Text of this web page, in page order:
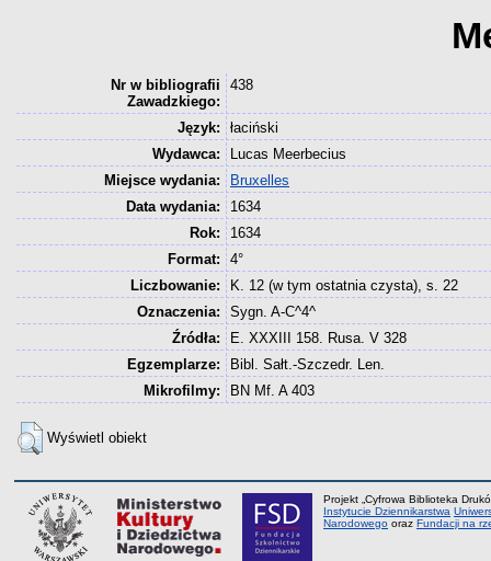
Nr w bibliografii
Zawadzkiego:
438
Język:
łaciński
Wydawca:
Lucas Meerbecius
Miejsce wydania:
Bruxelles
Data wydania:
1634
Rok:
1634
Format:
4°
Liczbowanie:
K. 12 (w tym ostatnia czysta), s. 22
Oznaczenia:
Sygn. A-C^4^
Źródła:
E. XXXIII 158. Rusa. V 328
Egzemplarze:
Bibl. Sałt.-Szczedr. Len.
Mikrofilmy:
BN Mf. A 403
Wyświetl obiekt
Projekt „Cyfrowa Biblioteka
Instytucie Dziennikarstwa
Narodowego oraz Fundacji na